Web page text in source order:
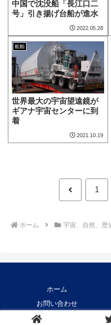
中国で沈没船「長江口二
号」引き揚げ台船が進水
2022.05.28
船舶
世界最大の宇宙望遠鏡が
ギアナ宇宙センターに到
着
2021.10.19
前 1
ホーム 宇宙、自然、歴
ホーム
お問い合わせ
Copyright © 2021-2026